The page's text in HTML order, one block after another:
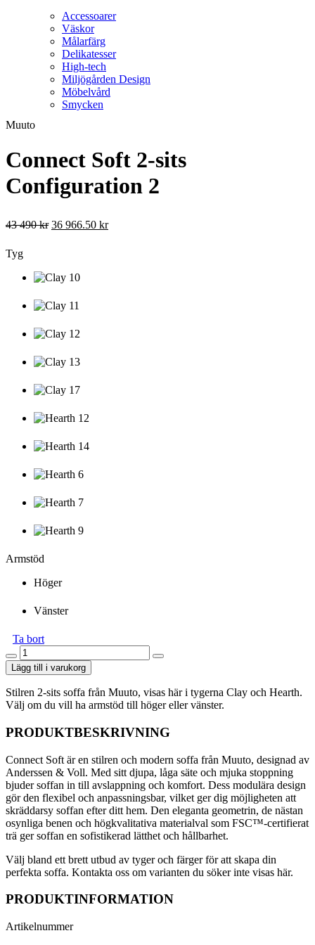
Accessoarer
Väskor
Målarfärg
Delikatesser
High-tech
Miljögården Design
Möbelvård
Smycken
högkvalitativa materialval som FSC™️-certifierat trä ger
soffan en sofistikerad lätthet och hållbarhet.
Välj bland ett brett utbud av tyger och färger för att
skapa din perfekta soffa. Kontakta oss om varianten du
söker inte visas här.
Muuto
Connect Soft 2-sits
Configuration 2
43 490kr 36 966.50 kr
Tyg
Armstöd
Höger
Vänster
Ta bort
Connect
Soft
2-
sits
Configuration
2
mängd
Lägg till i varukorg
Stilren 2-sits soffa från Muuto, visas här i tygerna Clay och Hearth.
Välj om du vill ha armstöd till höger eller vänster.
PRODUKTBESKRIVNING
Connect Soft är en stilren och modern soffa från Muuto, designad av
Anderssen & Voll. Med sitt djupa, låga säte och mjuka stoppning
bjuder soffan in till avslappning och komfort. Dess modulära design
gör den flexibel och anpassningsbar, vilket ger dig möjligheten att
skräddarsy soffan efter ditt hem. Den eleganta geometrin, de nästan
osynliga benen och högkvalitativa materialval som FSC™️-certifierat
trä ger soffan en sofistikerad lätthet och hållbarhet.
Välj bland ett brett utbud av tyger och färger för att skapa din
perfekta soffa. Kontakta oss om varianten du söker inte visas här.
PRODUKTINFORMATION
Artikelnummer